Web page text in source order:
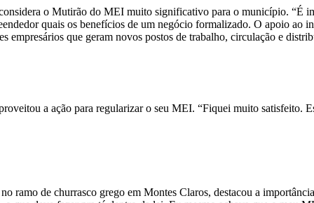
o Mutirão do MEI muito significativo para o município. “É
quais os benefícios de um negócio formalizado. O apoio ao
empresários que geram novos postos de trabalho, circulação e
a ação para regularizar o seu MEI. “Fiquei muito
ramo de churrasco grego em Montes Claros, destacou a